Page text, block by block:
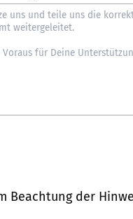
Beachtung der